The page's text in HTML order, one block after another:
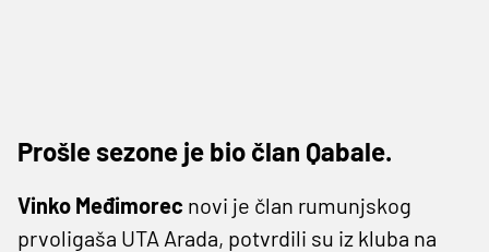
Prošle sezone je bio član Qabale.
Vinko Međimorec novi je član rumunjskog
prvoligaša UTA Arada, potvrdili su iz kluba na